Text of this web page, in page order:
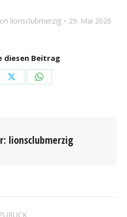
lionsclubmerzig 29. Mai 2026
diesen Beitrag
Share Share
lionsclubmerzig